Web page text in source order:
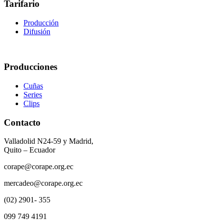
Tarifario
Producción
Difusión
Producciones
Cuñas
Series
Clips
Contacto
Valladolid N24-59 y Madrid,
Quito – Ecuador
corape@corape.org.ec
mercadeo@corape.org.ec
(02) 2901- 355
099 749 4191